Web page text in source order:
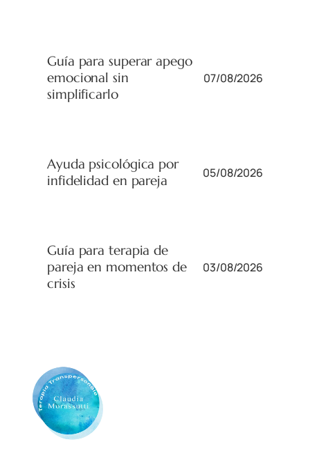
Guía para superar apego
emocional sin
simplificarlo
07/08/2026
Ayuda psicológica por
infidelidad en pareja
05/08/2026
Guía para terapia de
pareja en momentos de
crisis
03/08/2026